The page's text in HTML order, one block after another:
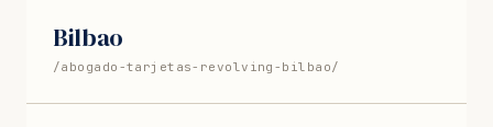
Bilbao
/abogado-tarjetas-revolving-bilbao/